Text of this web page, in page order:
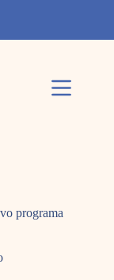
programa